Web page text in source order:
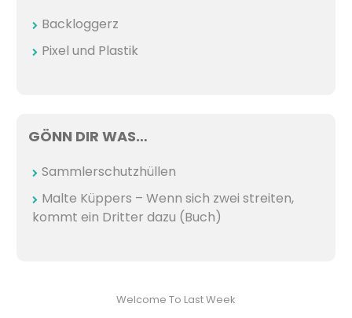
Backloggerz
Pixel und Plastik
GÖNN DIR WAS…
Sammlerschutzhüllen
Malte Küppers – Wenn sich zwei streiten,
kommt ein Dritter dazu (Buch)
Welcome To Last Week